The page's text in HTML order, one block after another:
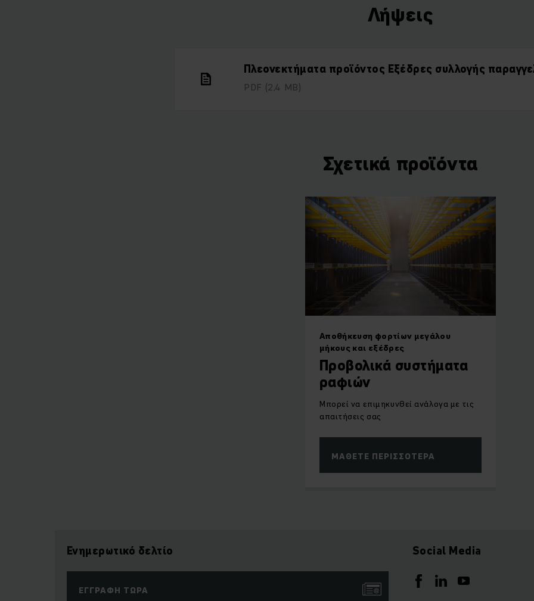
Λήψεις
Πλεονεκτήματα προϊόντος Εξέδρες συλλογής
PDF (2,4 MB)
Σχετικά προϊόντα
Αποθήκευση φορτίων μεγάλου
μήκους και εξέδρες
Προβολικά συστήματα
ραφιών
Μπορεί να επιμηκυνθεί ανάλογα με τις
απαιτήσεις σας
ΜΆΘΕΤΕ ΠΕΡΙΣΣΌΤΕΡΑ
Ενημερωτικό δελτίο
ΕΓΓΡΑΦΉ ΤΏΡΑ
Social Media